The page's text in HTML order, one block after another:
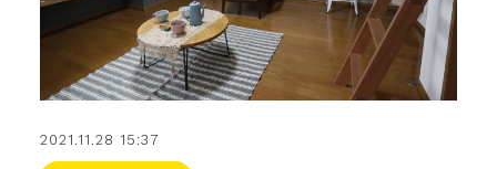
2021.11.28 15:37